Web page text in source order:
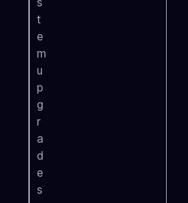
t
e
m
u
p
g
r
a
d
e
s